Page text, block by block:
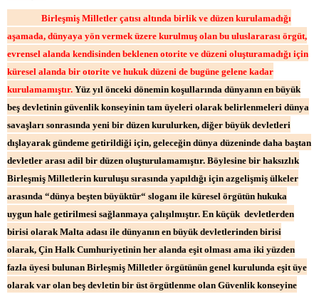
Birleşmiş Milletler çatısı altında birlik ve düzen kurulamadığı
aşamada, dünyaya yön vermek üzere kurulmuş olan bu uluslararası örgüt,
evrensel alanda kendisinden beklenen otorite ve düzeni oluşturamadığı için
küresel alanda bir otorite ve hukuk düzeni de bugüne gelene kadar
kurulamamıştır. Yüz yıl önceki dönemin koşullarında dünyanın en büyük
beş devletinin güvenlik konseyinin tam üyeleri olarak belirlenmeleri dünya
savaşları sonrasında yeni bir düzen kurulurken, diğer büyük devletleri
dışlayarak gündeme getirildiği için, geleceğin dünya düzeninde daha baştan
devletler arası adil bir düzen oluşturulamamıştır. Böylesine bir haksızlık
Birleşmiş Milletlerin kuruluşu sırasında yapıldığı için azgelişmiş ülkeler
arasında “dünya beşten büyüktür“ sloganı ile küresel örgütün hukuka
uygun hale getirilmesi sağlanmaya çalışılmıştır. En küçük devletlerden
birisi olarak Malta adası ile dünyanın en büyük devletlerinden birisi
olarak, Çin Halk Cumhuriyetinin her alanda eşit olması ama iki yüzden
fazla üyesi bulunan Birleşmiş Milletler örgütünün genel kurulunda eşit üye
olarak var olan beş devletin bir üst örgütlenme olan Güvenlik konseyine